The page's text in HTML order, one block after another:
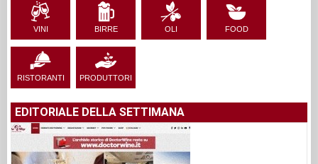
VINI BIRRE OLI FOOD
RISTORANTI PRODUTTORI
EDITORIALE DELLA SETTIMANA